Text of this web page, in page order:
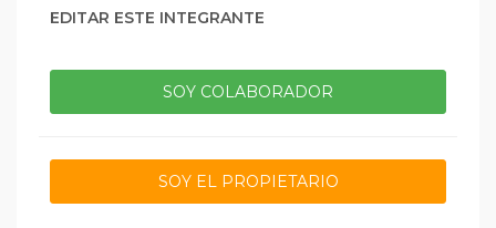
EDITAR ESTE INTEGRANTE
SOY COLABORADOR
SOY EL PROPIETARIO